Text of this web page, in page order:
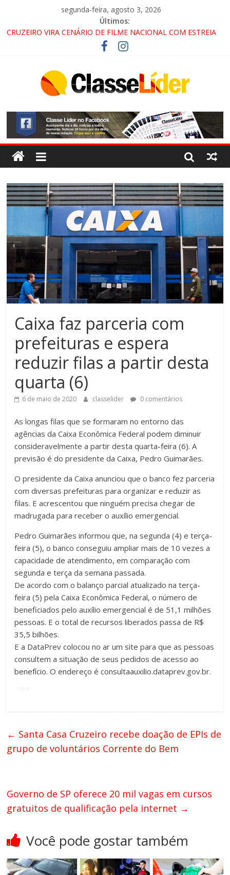
segunda-feira, agosto 3, 2026
Últimos:
CRUZEIRO VIRA CENÁRIO DE FILME NACIONAL COM ESTREIA
PROMOTOR DO GAECO
ACESSO À APARECIDA NA DUTRA SERÁ BLOQUEADO NO FIM
ALTERNATIVAS
LORENA, PINDAMONHANGABA E QUELUZ NA RETA FINAL
PELA FÁBRICA DA COCA-COLA!
Caixa faz parceria com
prefeituras e espera
reduzir filas a partir desta
quarta (6)
6 de maio de 2020 classelider 0 comentários
As longas filas que se formaram no entorno das
agências da Caixa Econômica Federal podem diminuir
consideravelmente a partir desta quarta-feira (6). A
previsão é do presidente da Caixa, Pedro Guimarães.
O presidente da Caixa anunciou que o banco fez parceria
com diversas prefeituras para organizar e reduzir as
filas. E acrescentou que ninguém precisa chegar de
madrugada para receber o auxílio emergencial.
Pedro Guimarães informou que, na segunda (4) e terça-
feira (5), o banco conseguiu ampliar mais de 10 vezes a
capacidade de atendimento, em comparação com
segunda e terça da semana passada.
De acordo com o balanço parcial atualizado na terça-
feira (5) pela Caixa Econômica Federal, o número de
beneficiados pelo auxílio emergencial é de 51,1 milhões
pessoas. E o total de recursos liberados passa de R$
35,5 bilhões.
E a DataPrev colocou no ar um site para que as pessoas
consultem a situação de seus pedidos de acesso ao
benefício. O endereço é consultaauxilio.dataprev.gov.br.
← Santa Casa Cruzeiro recebe doação de EPIs de
grupo de voluntários Corrente do Bem
Governo de SP oferece 20 mil vagas em cursos
gratuitos de qualificação pela internet →
Você pode gostar também